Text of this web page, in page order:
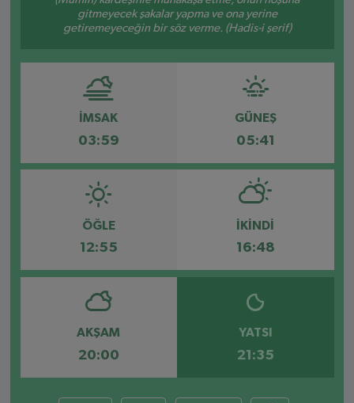
gitmeyecek şakalar yapma ve ona yerine
getiremeyeceğin bir söz verme. (Hadis-i şerif)
İMSAK
03:59
GÜNEŞ
05:41
ÖĞLE
12:55
İKINDI
16:48
AKŞAM
20:00
YATSI
21:35
SPOR
TEKNOLOJİ
YAŞAM
YEMEK